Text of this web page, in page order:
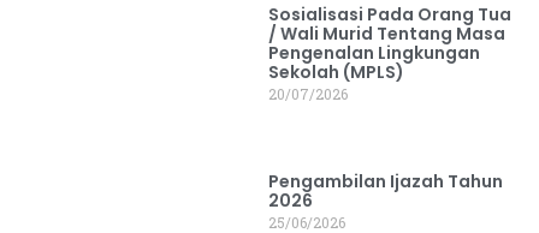
Sosialisasi Pada Orang Tua
/ Wali Murid Tentang Masa
Pengenalan Lingkungan
Sekolah (MPLS)
20/07/2026
Pengambilan Ijazah Tahun
2026
25/06/2026